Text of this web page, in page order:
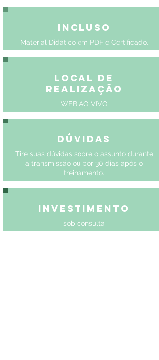
Incluso
Material Didático em PDF e Certificado.
Local de
Realização
WEB AO VIVO
Dúvidas
Tire suas dúvidas sobre o assunto durante
a transmissão ou por 30 dias após o
treinamento.
Investimento
sob consulta